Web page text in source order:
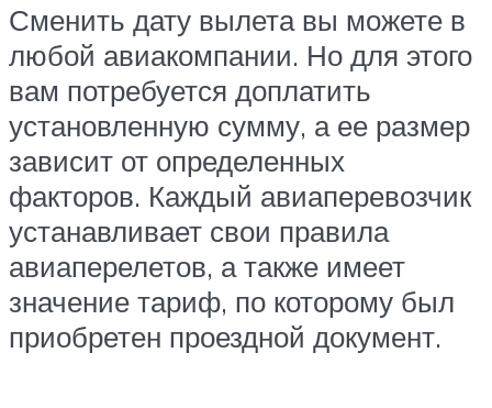
Сменить дату вылета вы можете в
любой авиакомпании. Но для этого
вам потребуется доплатить
установленную сумму, а ее размер
зависит от определенных
факторов. Каждый авиаперевозчик
устанавливает свои правила
авиаперелетов, а также имеет
значение тариф, по которому был
приобретен проездной документ.